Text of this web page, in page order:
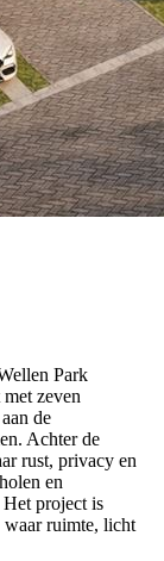
Park
zeven
de
Achter de
rust, privacy en
en
project is
waar ruimte, licht